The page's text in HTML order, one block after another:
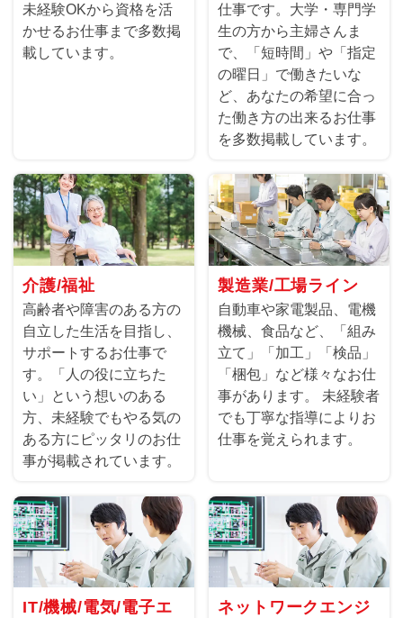
未経験OKから資格を活
かせるお仕事まで多数掲
載しています。
仕事です。大学・専門学
生の方から主婦さんま
で、「短時間」や「指定
の曜日」で働きたいな
ど、あなたの希望に合っ
た働き方の出来るお仕事
を多数掲載しています。
介護/福祉
高齢者や障害のある方の
自立した生活を目指し、
サポートするお仕事で
す。「人の役に立ちた
い」という想いのある
方、未経験でもやる気の
ある方にピッタリのお仕
事が掲載されています。
製造業/工場ライン
自動車や家電製品、電機
機械、食品など、「組み
立て」「加工」「検品」
「梱包」など様々なお仕
事があります。 未経験者
でも丁寧な指導によりお
仕事を覚えられます。
IT/機械/電気/電子エ ネットワークエンジ